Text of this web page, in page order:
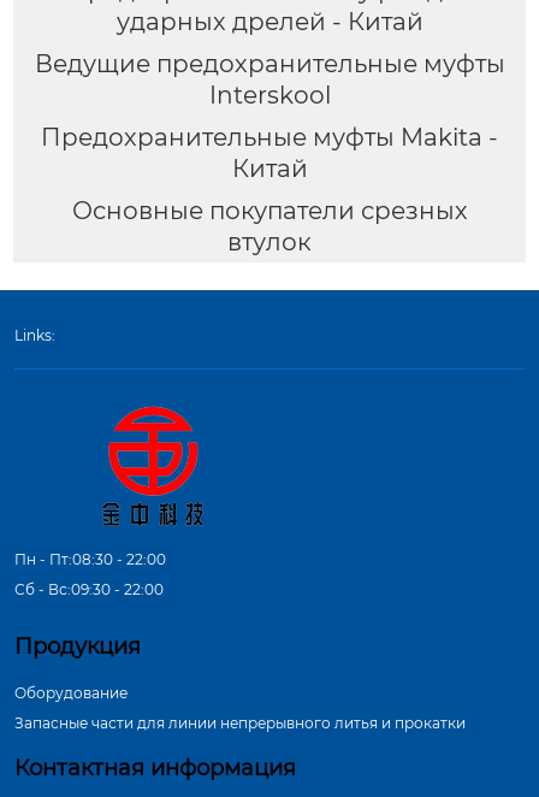
ударных дрелей - Китай
Ведущие предохранительные муфты
Interskool
Предохранительные муфты Makita -
Китай
Основные покупатели срезных
втулок
Links:
Пн - Пт:08:30 - 22:00
Сб - Вс:09:30 - 22:00
Продукция
Оборудование
Запасные части для линии непрерывного литья и прокатки
Контактная информация